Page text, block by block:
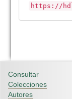
https://
Consultar
Colecciones
Autores